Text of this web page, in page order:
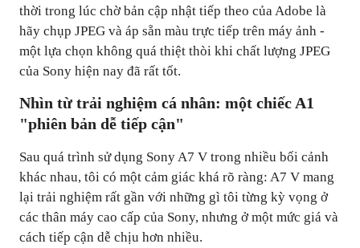
thời trong lúc chờ bản cập nhật tiếp theo của Adobe là
hãy chụp JPEG và áp sẵn màu trực tiếp trên máy ảnh -
một lựa chọn không quá thiệt thòi khi chất lượng JPEG
của Sony hiện nay đã rất tốt.
Nhìn từ trải nghiệm cá nhân: một chiếc A1
"phiên bản dễ tiếp cận"
Sau quá trình sử dụng Sony A7 V trong nhiều bối cảnh
khác nhau, tôi có một cảm giác khá rõ ràng: A7 V mang
lại trải nghiệm rất gần với những gì tôi từng kỳ vọng ở
các thân máy cao cấp của Sony, nhưng ở một mức giá và
cách tiếp cận dễ chịu hơn nhiều.